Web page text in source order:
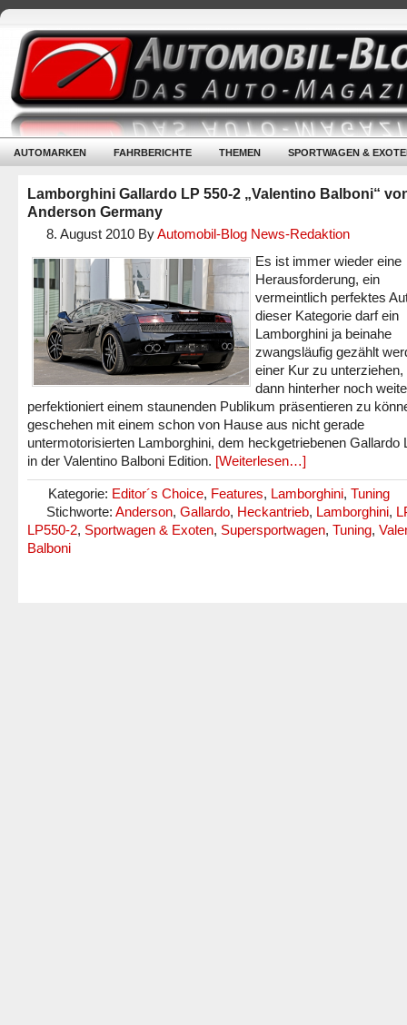
AUTOMARKEN FAHRBERICHTE THEMEN SPORTWAGEN &
Lamborghini Gallardo LP 550-2 „Valentino Balboni“
Anderson Germany
8. August 2010 ByAutomobil-Blog News-Redaktion
Es ist immer wieder eine
Herausforderung, ein
vermeintlich perfektes
dieser Kategorie darf ein
Lamborghini ja beinahe
zwangsläufig gezählt
einer Kur zu
dann hinterher noch
perfektioniert einem staunenden Publikum präsentieren zu
geschehen mit einem schon von Hause aus nicht gerade
untermotorisierten Lamborghini, dem heckgetriebenen Gallardo
in der Valentino Balboni Edition. [Weiterlesen…]
Kategorie: Editor´s Choice, Features, Lamborghini, Tuning
Stichworte: Anderson, Gallardo, Heckantrieb, Lamborghini,
LP550-2, Sportwagen & Exoten, Supersportwagen, Tuning,
Balboni